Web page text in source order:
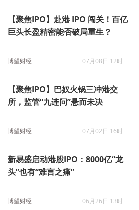
【聚焦IPO】赴港 IPO 闯关！百亿
巨头长盈精密能否破局重生？
博望财经 07月08日 12时
【聚焦IPO】巴奴火锅三冲港交
所，监管“九连问”悬而未决
博望财经 07月02日 16时
新易盛启动港股IPO：8000亿“龙
头”也有“难言之痛”
博望财经 06月26日 13时